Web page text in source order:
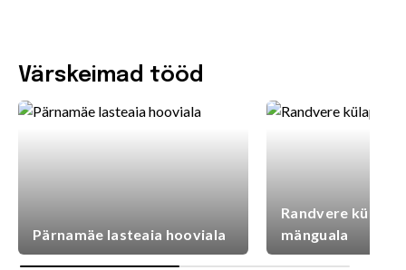
Värskeimad tööd
Pärnamäe lasteaia hooviala
Randvere
mänguala